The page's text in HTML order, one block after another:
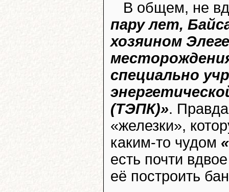
В общем, не
пару лет,
хозяином
специально
(ТЭПК)».
«железки»,
каким-то чудом
есть почти
её построить